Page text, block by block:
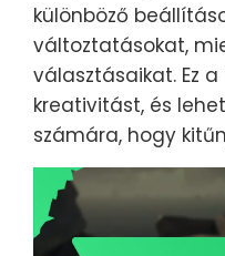
különböző
változtatásokat,
választásaikat. Ez
kreativitást, és
számára, hogy